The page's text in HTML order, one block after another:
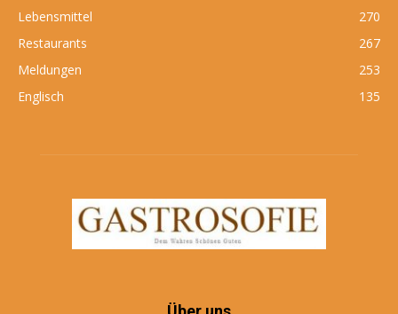
Lebensmittel
270
Restaurants
267
Meldungen
253
Englisch
135